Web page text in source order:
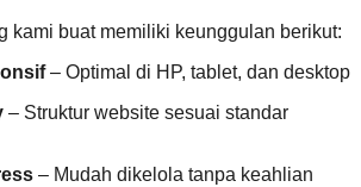
kami buat memiliki keunggulan berikut:
– Optimal di HP, tablet, dan desktop
– Struktur website sesuai standar
– Mudah dikelola tanpa keahlian